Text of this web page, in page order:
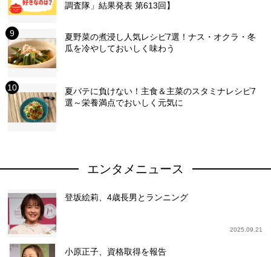
調査隊」結果発表 第613回】
夏野菜の煮浸し人気レシピ7選！ナス・オクラ・冬
瓜を冷やしておいしく味わう
夏バテに負けない！主食＆主菜のスタミナレシピ7
選～栄養満点でおいしく元気に
エンタメニュース
登坂絵莉、4歳長男とランニング
2025.09.21
小原正子、資格取得を報告